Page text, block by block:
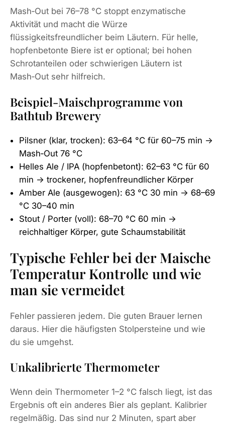
Mash‑Out bei 76–78 °C stoppt enzymatische
Aktivität und macht die Würze
flüssigkeitsfreundlicher beim Läutern. Für helle,
hopfenbetonte Biere ist er optional; bei hohen
Schrotanteilen oder schwierigen Läutern ist
Mash‑Out sehr hilfreich.
Beispiel‑Maischprogramme von
Bathtub Brewery
Pilsner (klar, trocken): 63–64 °C für 60–75 min →
Mash‑Out 76 °C
Helles Ale / IPA (hopfenbetont): 62–63 °C für 60
min → trockener, hopfenfreundlicher Körper
Amber Ale (ausgewogen): 63 °C 30 min → 68–69
°C 30–40 min
Stout / Porter (voll): 68–70 °C 60 min →
reichhaltiger Körper, gute Schaumstabilität
Typische Fehler bei der Maische
Temperatur Kontrolle und wie
man sie vermeidet
Fehler passieren jedem. Die guten Brauer lernen
daraus. Hier die häufigsten Stolpersteine und wie
du sie umgehst.
Unkalibrierte Thermometer
Wenn dein Thermometer 1–2 °C falsch liegt, ist das
Ergebnis oft ein anderes Bier als geplant. Kalibrier
regelmäßig. Das sind nur 2 Minuten, spart aber